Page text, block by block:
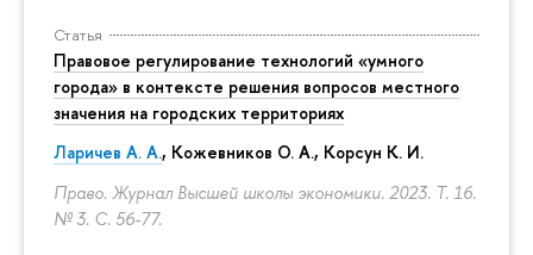
Статья
Правовое регулирование технологий «умного
города» в контексте решения вопросов местного
значения на городских территориях
Ларичев А. А., Кожевников О. А., Корсун К. И.
Право. Журнал Высшей школы экономики. 2023. Т. 16.
№ 3. С. 56-77.